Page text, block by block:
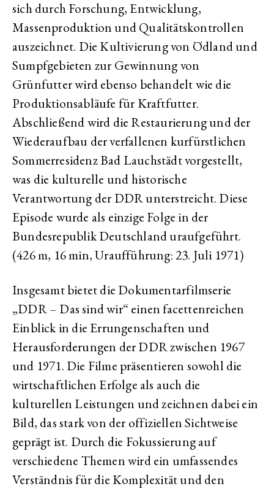
sich durch Forschung, Entwicklung,
Massenproduktion und Qualitätskontrollen
auszeichnet. Die Kultivierung von Ödland und
Sumpfgebieten zur Gewinnung von
Grünfutter wird ebenso behandelt wie die
Produktionsabläufe für Kraftfutter.
Abschließend wird die Restaurierung und der
Wiederaufbau der verfallenen kurfürstlichen
Sommerresidenz Bad Lauchstädt vorgestellt,
was die kulturelle und historische
Verantwortung der DDR unterstreicht. Diese
Episode wurde als einzige Folge in der
Bundesrepublik Deutschland uraufgeführt.
(426 m, 16 min, Uraufführung: 23. Juli 1971)
Insgesamt bietet die Dokumentarfilmserie
„DDR – Das sind wir“ einen facettenreichen
Einblick in die Errungenschaften und
Herausforderungen der DDR zwischen 1967
und 1971. Die Filme präsentieren sowohl die
wirtschaftlichen Erfolge als auch die
kulturellen Leistungen und zeichnen dabei ein
Bild, das stark von der offiziellen Sichtweise
geprägt ist. Durch die Fokussierung auf
verschiedene Themen wird ein umfassendes
Verständnis für die Komplexität und den